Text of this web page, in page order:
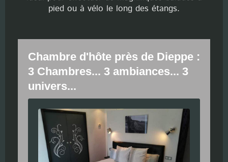
pied ou à vélo le long des étangs.
Chambre d'hôte près de Dieppe :
3 Chambres... 3 ambiances... 3
univers...